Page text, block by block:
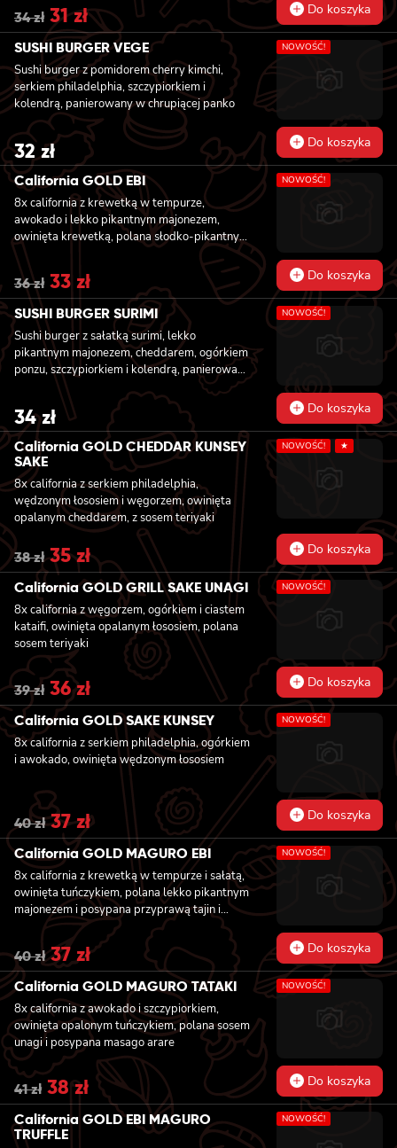
34zł Original
price
was:
34 zł.
31złCurrent
price
is:
31 zł.
Do koszyka
SUSHI BURGER VEGE
Sushi burger z pomidorem cherry kimchi,
serkiem philadelphia, szczypiorkiem i
kolendrą, panierowany w chrupiącej panko
NOWOŚĆ!
32zł Do koszyka
California GOLD EBI
8x california z krewetką w tempurze,
awokado i lekko pikantnym majonezem,
owinięta krewetką, polana słodko-pikantnym
sosem i posypana kolendrą
NOWOŚĆ!
36zł Original
price
was:
36 zł.
33 zł Current
price
is:
33 zł.
Do koszyka
SUSHI BURGER SURIMI
Sushi burger z sałatką surimi, lekko
pikantnym majonezem, cheddarem, ogórkiem
ponzu, szczypiorkiem i kolendrą, panierowany
w chrupiącej panko
NOWOŚĆ!
34zł Do koszyka
California GOLD CHEDDAR KUNSEY
SAKE
8x california z serkiem philadelphia,
wędzonym łososiem i węgorzem, owinięta
opalanym cheddarem, z sosem teriyaki
NOWOŚĆ! ★
38zł Original
price
was:
38 zł.
35złCurrent
price
is:
35 zł.
Do koszyka
California GOLD GRILL SAKE UNAGI
8x california z węgorzem, ogórkiem i ciastem
kataifi, owinięta opalanym łososiem, polana
sosem teriyaki
NOWOŚĆ!
39zł Original
price
was:
39 zł.
36zł Current
price
is:
36 zł.
Do koszyka
California GOLD SAKE KUNSEY
8x california z serkiem philadelphia, ogórkiem
i awokado, owinięta wędzonym łososiem
NOWOŚĆ!
40zł Original
price
was:
40 zł.
37złCurrent
price
is:
37 zł.
Do koszyka
California GOLD MAGURO EBI
8x california z krewetką w tempurze i sałatą,
owinięta tuńczykiem, polana lekko pikantnym
majonezem i posypana przyprawą tajin i
szczypiorkiem
NOWOŚĆ!
40zł Original
price
was:
40 zł.
37 złCurrent
price
is:
37 zł.
Do koszyka
California GOLD MAGURO TATAKI
8x california z awokado i szczypiorkiem,
owinięta opalonym tuńczykiem, polana sosem
unagi i posypana masago arare
NOWOŚĆ!
41zł Original
price
was:
41 zł.
38zł Current
price
is:
38 zł.
Do koszyka
California GOLD EBI MAGURO
TRUFFLE
NOWOŚĆ!